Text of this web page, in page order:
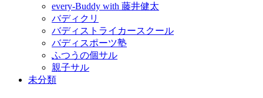
every-Buddy with 藤井健太
バディクリ
バディストライカースクール
バディスポーツ塾
ふつうの個サル
親子サル
未分類